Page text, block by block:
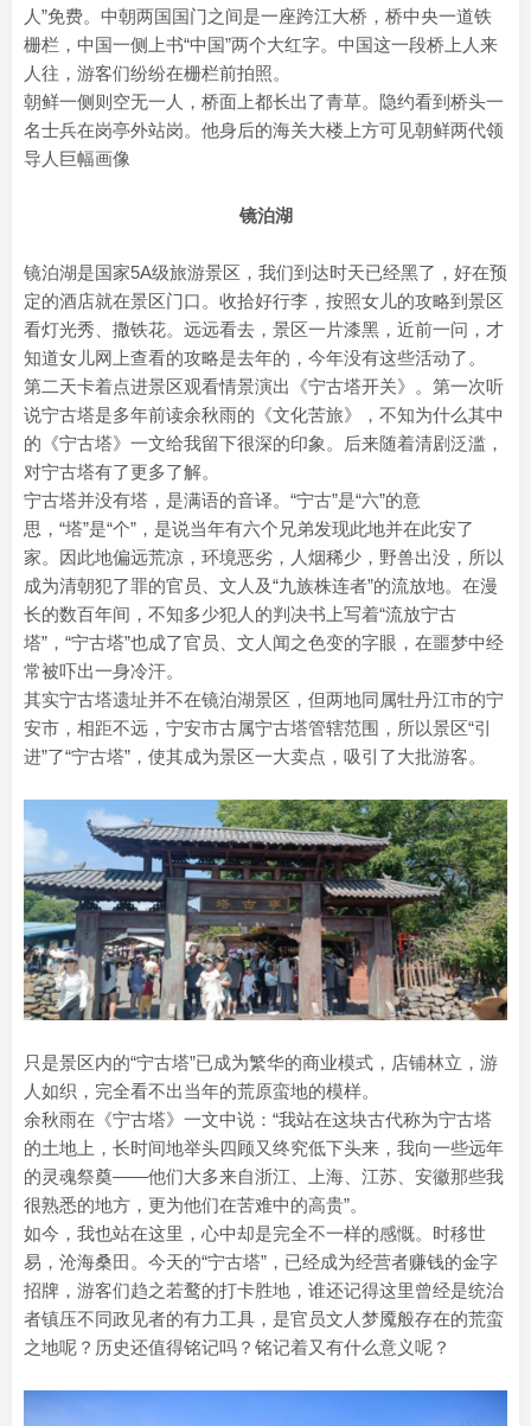
人”免费。中朝两国国门之间是一座跨江大桥，桥中央一道铁
栅栏，中国一侧上书“中国”两个大红字。中国这一段桥上人来
人往，游客们纷纷在栅栏前拍照。
朝鲜一侧则空无一人，桥面上都长出了青草。隐约看到桥头一
名士兵在岗亭外站岗。他身后的海关大楼上方可见朝鲜两代领
导人巨幅画像
镜泊湖
镜泊湖是国家5A级旅游景区，我们到达时天已经黑了，好在预
定的酒店就在景区门口。收拾好行李，按照女儿的攻略到景区
看灯光秀、撒铁花。远远看去，景区一片漆黑，近前一问，才
知道女儿网上查看的攻略是去年的，今年没有这些活动了。
第二天卡着点进景区观看情景演出《宁古塔开关》。第一次听
说宁古塔是多年前读余秋雨的《文化苦旅》，不知为什么其中
的《宁古塔》一文给我留下很深的印象。后来随着清剧泛滥，
对宁古塔有了更多了解。
宁古塔并没有塔，是满语的音译。“宁古”是“六”的意
思，“塔”是“个”，是说当年有六个兄弟发现此地并在此安了
家。因此地偏远荒凉，环境恶劣，人烟稀少，野兽出没，所以
成为清朝犯了罪的官员、文人及“九族株连者”的流放地。在漫
长的数百年间，不知多少犯人的判决书上写着“流放宁古
塔”，“宁古塔”也成了官员、文人闻之色变的字眼，在噩梦中经
常被吓出一身冷汗。
其实宁古塔遗址并不在镜泊湖景区，但两地同属牡丹江市的宁
安市，相距不远，宁安市古属宁古塔管辖范围，所以景区“引
进”了“宁古塔”，使其成为景区一大卖点，吸引了大批游客。
只是景区内的“宁古塔”已成为繁华的商业模式，店铺林立，游
人如织，完全看不出当年的荒原蛮地的模样。
余秋雨在《宁古塔》一文中说：“我站在这块古代称为宁古塔
的土地上，长时间地举头四顾又终究低下头来，我向一些远年
的灵魂祭奠——他们大多来自浙江、上海、江苏、安徽那些我
很熟悉的地方，更为他们在苦难中的高贵”。
如今，我也站在这里，心中却是完全不一样的感慨。时移世
易，沧海桑田。今天的“宁古塔”，已经成为经营者赚钱的金字
招牌，游客们趋之若鹜的打卡胜地，谁还记得这里曾经是统治
者镇压不同政见者的有力工具，是官员文人梦魇般存在的荒蛮
之地呢？历史还值得铭记吗？铭记着又有什么意义呢？